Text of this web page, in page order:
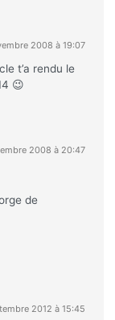
2008 à 19:07
t’a rendu le
😉
2008 à 20:47
de
2012 à 15:45